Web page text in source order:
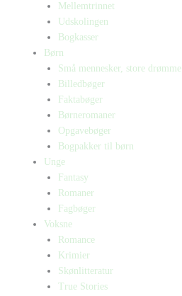
Mellemtrinnet
Udskolingen
Bogkasser
Børn
Små mennesker, store drømme
Billedbøger
Faktabøger
Børneromaner
Opgavebøger
Bogpakker til børn
Unge
Fantasy
Romaner
Fagbøger
Voksne
Romance
Krimier
Skønlitteratur
True Stories